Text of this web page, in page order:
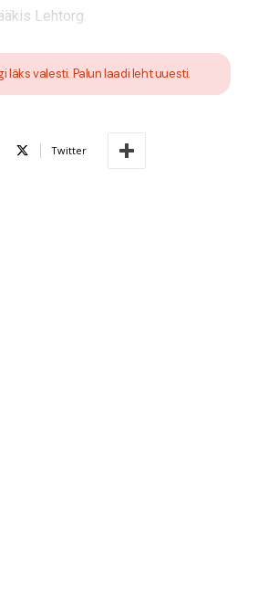
Lehtorg.
läks valesti. Palun laadi leht uuesti.
Twitter